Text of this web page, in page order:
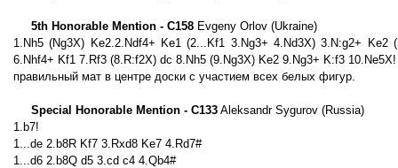
5th Honorable Mention - C158 Evgeny Orlov (Ukraine)
1.Nh5 (Ng3X) Ke2.2.Ndf4+ Ke1 (2...Kf1 3.Ng3+ 4.Nd3X) 3.N:g2+
6.Nhf4+ Kf1 7.Rf3 (8.R:f2X) dc 8.Nh5 (9.Ng3X) Ke2 9.Ng3+ K:f3 10.Ne5X!
правильный мат в центре доски с участием всех белых фигур.
Special Honorable Mention - C133 Aleksandr Sygurov (Russia)
1.b7!
1...de 2.b8R Kf7 3.Rxd8 Ke7 4.Rd7#
1...d6 2.b8Q d5 3.cd c4 4.Qb4#